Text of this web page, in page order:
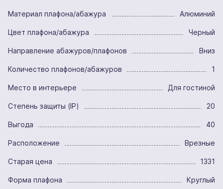
Материал плафона/абажура Алюминий
Цвет плафона/абажура Черный
Направление абажуров/плафонов Вниз
Количество плафонов/абажуров 1
Место в интерьере Для гостиной
Степень защиты (IP) 20
Выгода 40
Расположение Врезные
Старая цена 1331
Форма плафона Круглый